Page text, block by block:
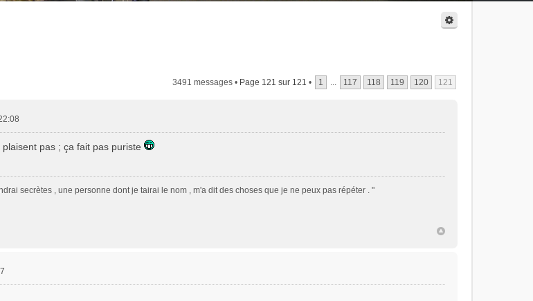
3491 messages • Page 121 sur 121 • 1 ... 117 118 119 120 121
pas ; ça fait pas puriste
secrètes , une personne dont je tairai le nom , m'a dit des choses que je ne peux pas répéter . "